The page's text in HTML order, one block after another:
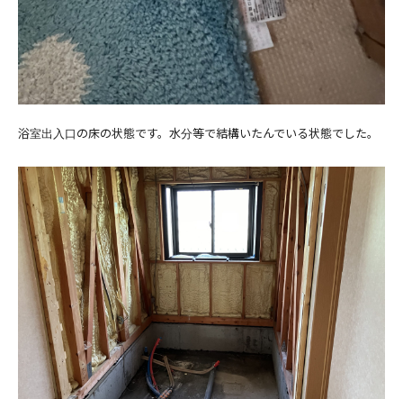
浴室出入口の床の状態です。水分等で結構いたんでいる状態でした。